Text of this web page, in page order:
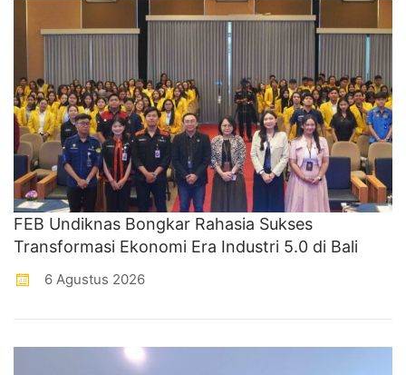
FEB Undiknas Bongkar Rahasia Sukses
Transformasi Ekonomi Era Industri 5.0 di Bali
6 Agustus 2026